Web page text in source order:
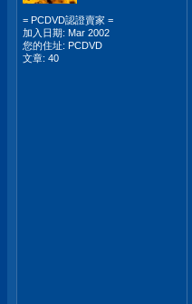
= PCDVD認證賣家 =
加入日期: Mar 2002
您的住址: PCDVD
文章: 40